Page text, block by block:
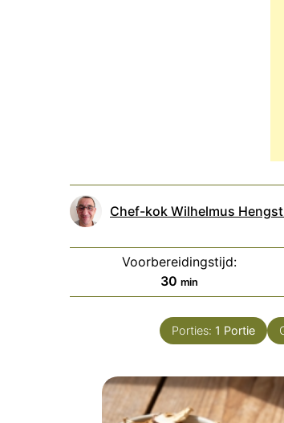
Chef-kok Wilhelmus
Voorbereidingstijd:
30 minuten
min
Porties: 1 Portie